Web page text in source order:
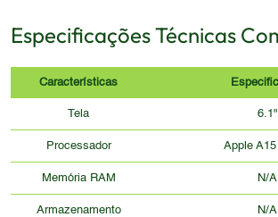
Especificações Técnicas
Características
Tela 6.1"
Processador Apple
Memória RAM N/A
Armazenamento N/A